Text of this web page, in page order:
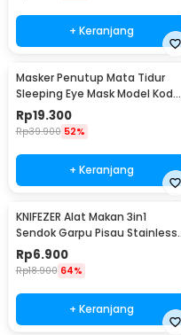
+ Keranjang
Masker Penutup Mata Tidur
Sleeping Eye Mask Model Kodok
- LC30
Rp19.300
Rp39.900 52%
+ Keranjang
KNIFEZER Alat Makan 3in1
Sendok Garpu Pisau Stainless
Travel 20cm - HG1514
Rp6.900
Rp18.900 64%
+ Keranjang